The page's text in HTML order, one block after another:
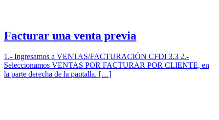
Facturar una venta previa
1.- Ingresamos a VENTAS/FACTURACIÓN CFDI 3.3 2.-
Seleccionamos VENTAS POR FACTURAR POR CLIENTE, en
la parte derecha de la pantalla. […]